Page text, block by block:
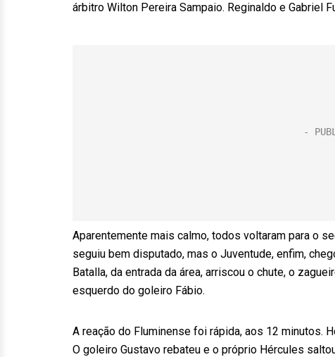
árbitro Wilton Pereira Sampaio. Reginaldo e Gabriel
Aparentemente mais calmo, todos voltaram para o
seguiu bem disputado, mas o Juventude, enfim,
Batalla, da entrada da área, arriscou o chute, o
esquerdo do goleiro Fábio.
A reação do Fluminense foi rápida, aos 12 minutos.
O goleiro Gustavo rebateu e o próprio Hércules